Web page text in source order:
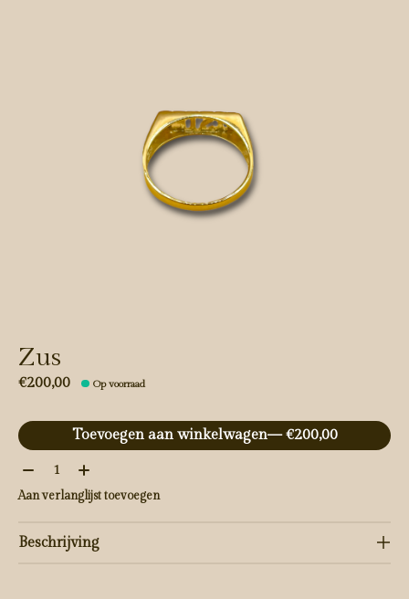
Zus
€200,00 Op voorraad
Toevoegen aan winkelwagen
— €200,00
Aantal:
Aan verlanglijst toevoegen
Beschrijving